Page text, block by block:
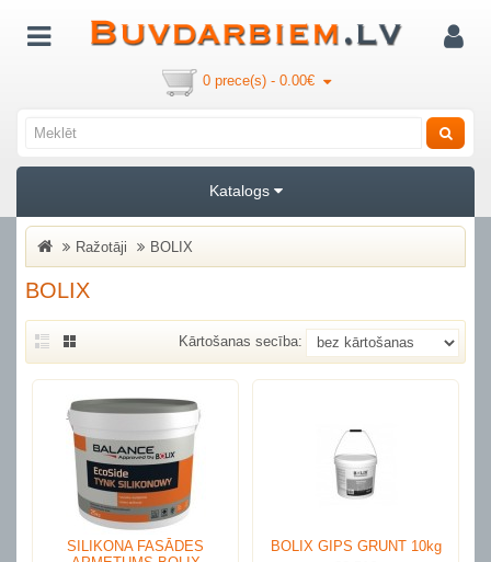
0 prece(s) - 0.00€
Katalogs
Ražotāji BOLIX
BOLIX
Kārtošanas secība:
SILIKONA FASĀDES
BOLIX GIPS GRUNT 10kg